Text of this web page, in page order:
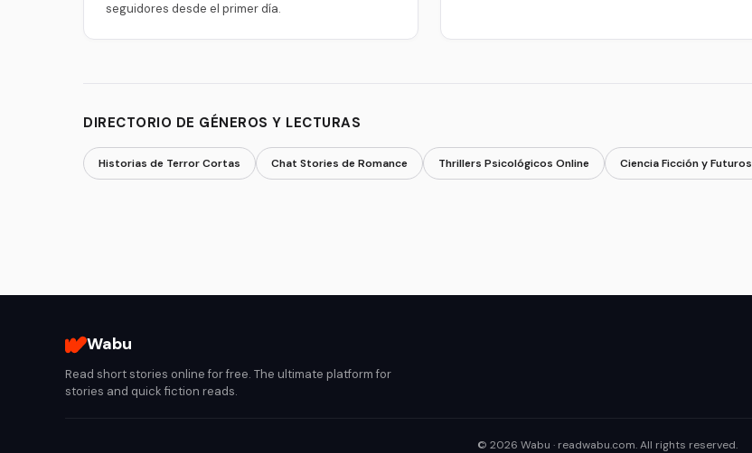
seguidores desde el primer día.
DIRECTORIO DE GÉNEROS Y LECTURAS
Historias de Terror Cortas Chat Stories de Romance Thrillers Psicológicos Online Ciencia Ficción y Futuros
Wabu
Read short stories online for free. The ultimate platform for
stories and quick fiction reads.
© 2026 Wabu · readwabu.com. All rights reserved.